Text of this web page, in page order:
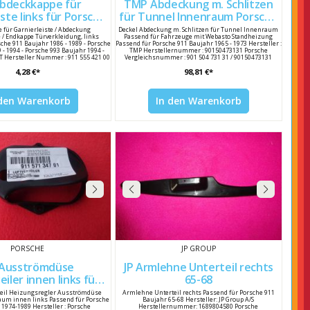
für
für Porsche
911 Bj 86-98 9115554210001C
für Garnierleiste / Abdeckung
Endkappe Türverkleidung, links
911 Baujahr 1986 - 1989 - Porsche
1994 - Porsche 993 Baujahr 1994 -
Hersteller Nummer : 911 555 421 00
9115554210001C
4,28 €*
Warenkorb
TMP Abdeckung m. Schlitzen
für Tunnel Innenraum Porsche
Bj. 65-73 90150473131
Deckel Abdeckung m. Schlitzen für Tunnel Innenraum
Passend für Fahrzeuge mit Webasto Standheizung
Passend für Porsche 911 Baujahr 1965 - 1973 Hersteller :
TMP Herstellernummer : 90150473131 Porsche
Vergleichsnummer : 901 504 731 31 / 90150473131
98,81 €*
In den Warenkorb
PORSCHE
innen links für
911 Bj. 74-89
Heizungsregler Ausströmdüse
innen links Passend für Porsche
1989 Hersteller : Porsche
JP GROUP
JP Armlehne Unterteil rechts
65-68
Armlehne Unterteil rechts Passend für Porsche 911
Baujahr 65-68 Hersteller: JP Group A/S
Herstellernummer: 1689804580 Porsche